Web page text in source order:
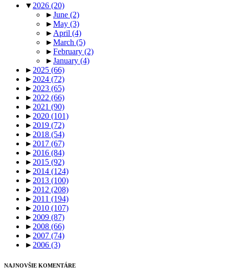
▼ 2026 (20)
►June (2)
►May (3)
► April (4)
►March (5)
►February (2)
►January (4)
► 2025 (66)
► 2024 (72)
► 2023 (65)
► 2022 (66)
► 2021 (90)
► 2020 (101)
► 2019 (72)
► 2018 (54)
► 2017 (67)
► 2016 (84)
► 2015 (92)
► 2014 (124)
► 2013 (100)
► 2012 (208)
► 2011 (194)
► 2010 (107)
► 2009 (87)
► 2008 (66)
► 2007 (74)
► 2006 (3)
NAJNOVŠIE KOMENTÁRE